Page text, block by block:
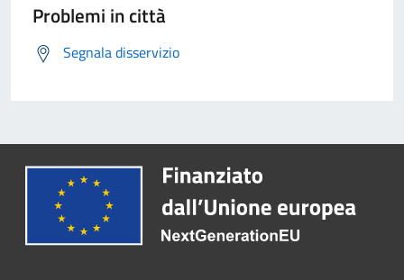
Problemi in città
Segnala disservizio